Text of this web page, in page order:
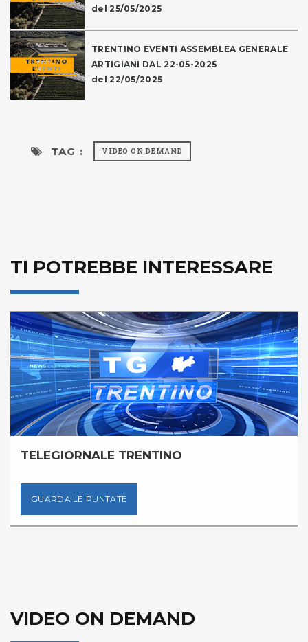
del 25/05/2025
TRENTINO EVENTI ASSEMBLEA GENERALE
ARTIGIANI DAL 22-05-2025
del 22/05/2025
TAG : VIDEO ON DEMAND
TI POTREBBE INTERESSARE
TELEGIORNALE TRENTINO
GUARDA LE PUNTATE
VIDEO ON DEMAND